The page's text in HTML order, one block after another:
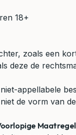
18+
zoals een
deze de
appellabele
de vorm van